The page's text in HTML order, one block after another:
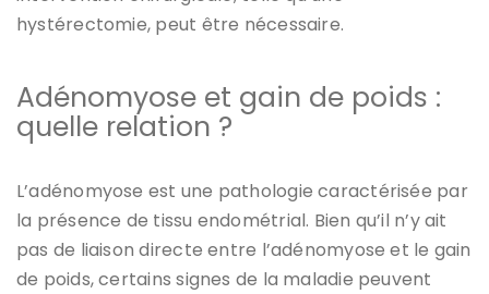
hystérectomie, peut être nécessaire.
Adénomyose et gain de poids :
quelle relation ?
L’adénomyose est une pathologie caractérisée par
la présence de tissu endométrial. Bien qu’il n’y ait
pas de liaison directe entre l’adénomyose et le gain
de poids, certains signes de la maladie peuvent